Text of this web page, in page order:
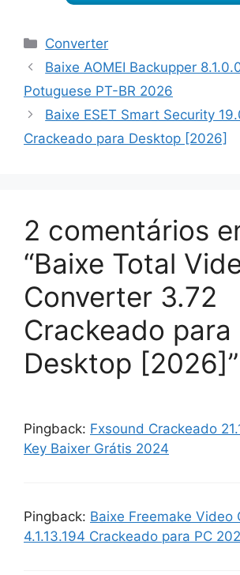
Categorias
Converter
Baixe AOMEI Backupper
Potuguese PT-BR 2026
Baixe ESET Smart Security
Crackeado para Desktop [2026]
2 comentários
“Baixe Total
Converter 3.72
Crackeado para
Desktop [2026]”
Pingback: Fxsound Crackeado
Key Baixer Grátis 2024
Pingback: Baixe Freemake Video
4.1.13.194 Crackeado para PC